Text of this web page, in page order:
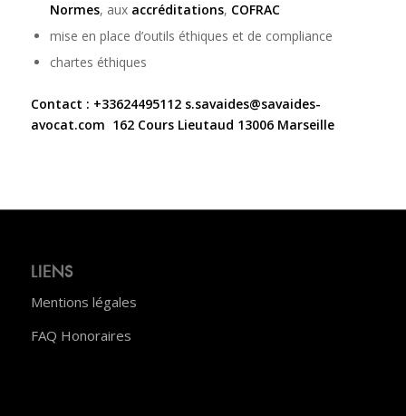
Normes, aux accréditations, COFRAC
mise en place d’outils éthiques et de compliance
chartes éthiques
Contact : +33624495112 s.savaides@savaides-
avocat.com 162 Cours Lieutaud 13006 Marseille
LIENS
Mentions légales
FAQ Honoraires